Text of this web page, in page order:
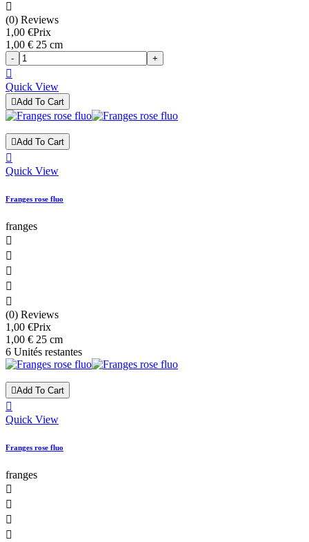

(0) Reviews
1,00 €Prix
1,00 € 25 cm
- +

Quick View
Add To Cart
Add To Cart

Quick View
Franges rose fluo
franges





(0) Reviews
1,00 €Prix
1,00 € 25 cm
6 Unités restantes
Add To Cart

Quick View
Franges rose fluo
franges



